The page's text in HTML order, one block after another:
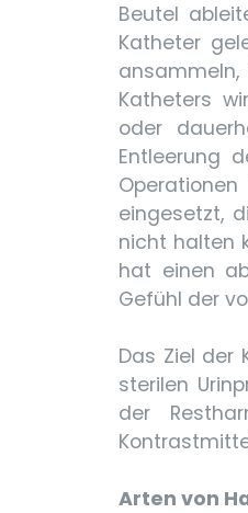
Beutel
Katheter
Katheters
oder
Entleerung
eingesetzt,
nicht halten
hat einen
Gefühl der
Das Ziel der
sterilen
der
Arten von